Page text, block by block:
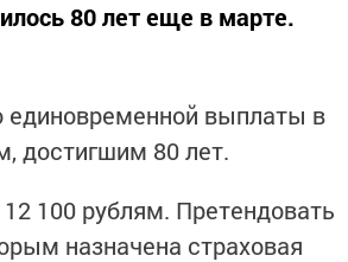
80 лет еще в марте.
выплаты в
достигшим 80 лет.
100 рублям. Претендовать
назначена страховая